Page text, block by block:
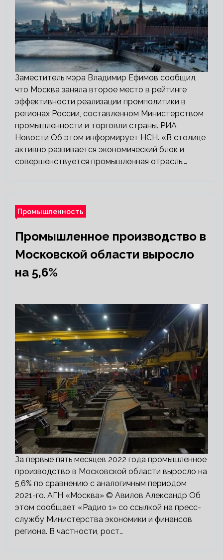
Заместитель мэра Владимир Ефимов сообщил,
что Москва заняла второе место в рейтинге
эффективности реализации промполитики в
регионах России, составленном Министерством
промышленности и торговли страны. РИА
Новости Об этом информирует НСН. «В столице
активно развивается экономический блок и
совершенствуется промышленная отрасль.…
Промышленность
Промышленное производство в
Московской области выросло
на 5,6%
За первые пять месяцев 2022 года промышленное
производство в Московской области выросло на
5,6% по сравнению с аналогичным периодом
2021-го. АГН «Москва» © Авилов Александр Об
этом сообщает «Радио 1» со ссылкой на пресс-
службу Министерства экономики и финансов
региона. В частности, рост…